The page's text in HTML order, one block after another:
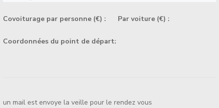
Covoiturage par personne (€) : Par voiture (€) :
Coordonnées du point de départ:
un mail est envoye la veille pour le rendez vous